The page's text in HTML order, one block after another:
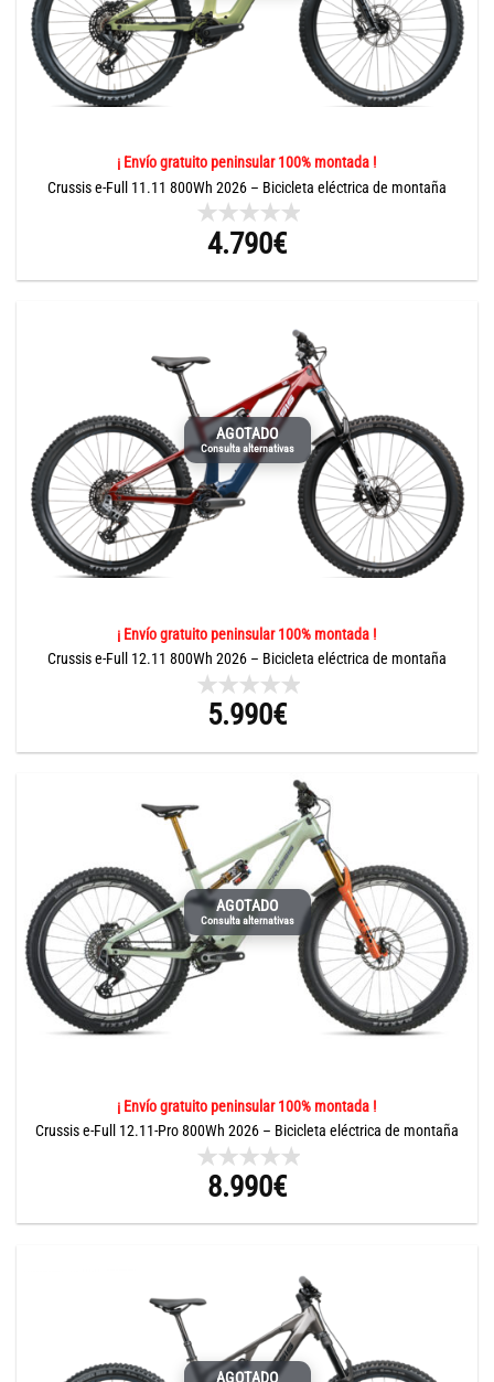
¡ Envío gratuito peninsular 100% montada !
Crussis e-Full 11.11 800Wh 2026 – Bicicleta eléctrica de montaña
4.790€
AGOTADO
Consulta alternativas
¡ Envío gratuito peninsular 100% montada !
Crussis e-Full 12.11 800Wh 2026 – Bicicleta eléctrica de montaña
5.990€
AGOTADO
Consulta alternativas
¡ Envío gratuito peninsular 100% montada !
Crussis e-Full 12.11-Pro 800Wh 2026 – Bicicleta eléctrica de montaña
8.990€
AGOTADO